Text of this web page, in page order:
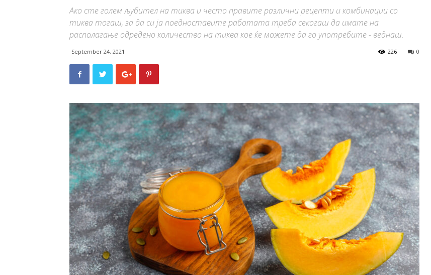
Ако сте голем љубител на тиква и често правите различни рецепти и комбинации со
тиква тогаш, за да си ја поедноставите работата треба секогаш да имате на
располагање одредено количество на тиква кое ќе можете да го употребите - веднаш.
September 24, 2021 0
226